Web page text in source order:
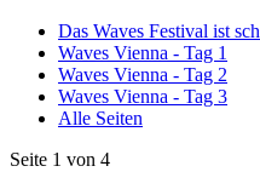
Das Waves Festival ist
Waves Vienna - Tag 1
Waves Vienna - Tag 2
Waves Vienna - Tag 3
Alle Seiten
Seite 1 von 4